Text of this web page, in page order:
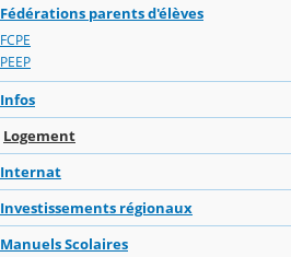
Fédérations parents d'élèves
FCPE
PEEP
Infos
Logement
Internat
Investissements régionaux
Manuels Scolaires